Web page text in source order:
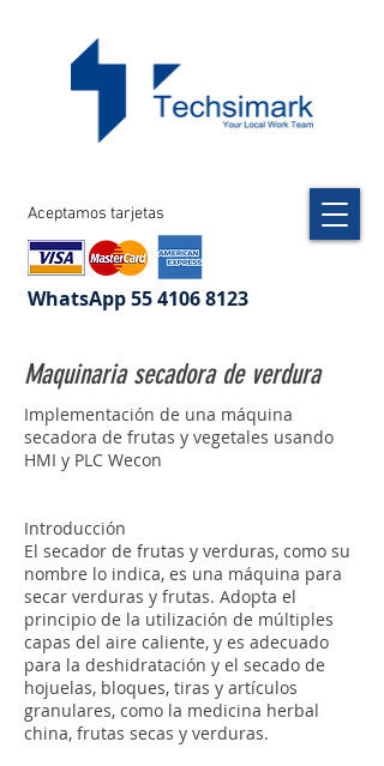
WhatsApp55 4106 8123
Aceptamos tarjetas
Maquinaria secadora de verdura
Implementación de una máquina
secadora de frutas y vegetales usando
HMI y PLC Wecon
Introducción
El secador de frutas y verduras, como su
nombre lo indica, es una máquina para
secar verduras y frutas. Adopta el
principio de la utilización de múltiples
capas del aire caliente, y es adecuado
para la deshidratación y el secado de
hojuelas, bloques, tiras y artículos
granulares, como la medicina herbal
china, frutas secas y verduras.